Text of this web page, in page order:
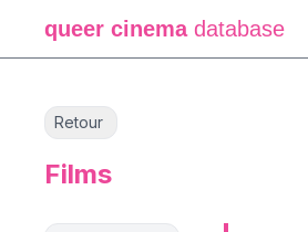
queer cinema database
Retour
Films